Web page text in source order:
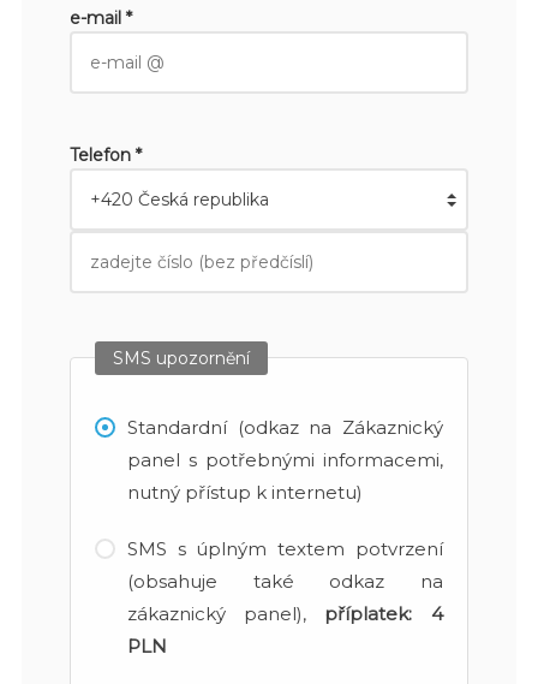
e-mail *
Telefon *
SMS upozornění
Standardní (odkaz na Zákaznický
panel s potřebnými informacemi,
nutný přístup k internetu)
SMS s úplným textem potvrzení
(obsahuje také odkaz na
zákaznický panel), příplatek: 4
PLN